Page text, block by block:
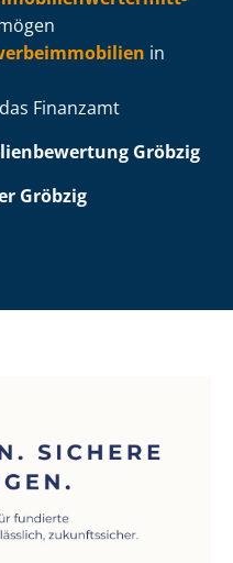
in
Finanzamt
Gröbzig
Gröbzig